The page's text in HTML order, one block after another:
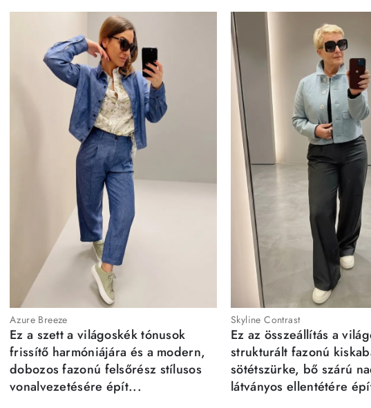
Azure Breeze
Ez a szett a világoskék tónusok
frissítő harmóniájára és a modern,
dobozos fazonú felsőrész stílusos
vonalvezetésére épít...
Skyline Contrast
Ez az összeállítás a
strukturált fazonú
sötétszürke, bő szárú
látványos ellentétére